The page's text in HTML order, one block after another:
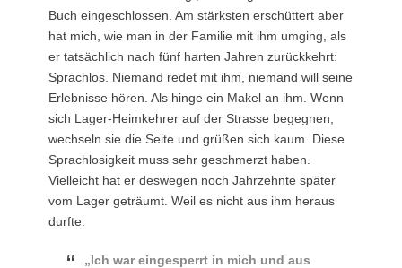
Buch eingeschlossen. Am stärksten erschüttert aber
hat mich, wie man in der Familie mit ihm umging, als
er tatsächlich nach fünf harten Jahren zurückkehrt:
Sprachlos. Niemand redet mit ihm, niemand will seine
Erlebnisse hören. Als hinge ein Makel an ihm. Wenn
sich Lager-Heimkehrer auf der Strasse begegnen,
wechseln sie die Seite und grüßen sich kaum. Diese
Sprachlosigkeit muss sehr geschmerzt haben.
Vielleicht hat er deswegen noch Jahrzehnte später
vom Lager geträumt. Weil es nicht aus ihm heraus
durfte.
„Ich war eingesperrt in mich und aus